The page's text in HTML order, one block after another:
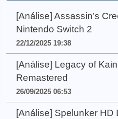
[Análise] Assassin’s
Nintendo Switch 2
22/12/2025 19:38
[Análise] Legacy of
Remastered
26/09/2025 06:53
[Análise] Spelunker HD